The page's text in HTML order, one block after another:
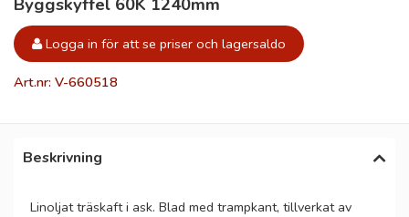
Logga in för att se priser och lagersaldo
Art.nr: V-660518
Beskrivning
Linoljat träskaft i ask. Blad med trampkant, tillverkat av